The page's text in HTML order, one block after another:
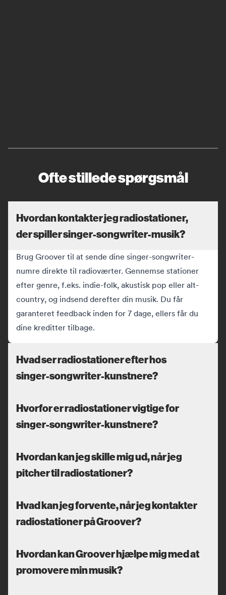
Ofte stillede spørgsmål
Hvordan kontakter jeg radiostationer,
der spiller singer-songwriter-musik?
Brug Groover til at sende dine singer-songwriter-
numre direkte til radioværter. Gennemse stationer
efter genre, f.eks. indie-folk, akustisk pop eller alt-
country, og indsend derefter din musik. Du får
garanteret feedback inden for 7 dage, ellers får du
dine kreditter tilbage.
Hvad ser radiostationer efter hos
singer-songwriter-kunstnere?
Hvorfor er radiostationer vigtige for
singer-songwriter-kunstnere?
Hvordan kan jeg skille mig ud, når jeg
pitcher til radiostationer?
Hvad kan jeg forvente, når jeg kontakter
radiostationer på Groover?
Hvordan kan Groover hjælpe mig med at
promovere min musik?